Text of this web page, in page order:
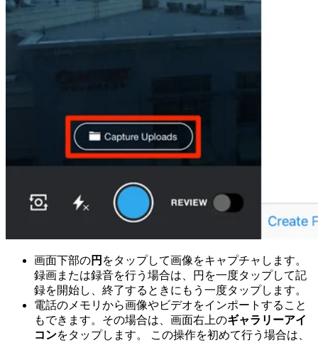
画面下部の円 をタップして画像をキャプチャします。
録画または録音を行う場合は、円を一度タップして記
録を開始し、終了するときにもう一度タップします。
電話のメモリから画像やビデオをインポートすること
もできます。その場合は、画面右上のギャラリーアイ
コンをタップします。 この操作を初めて行う場合は、